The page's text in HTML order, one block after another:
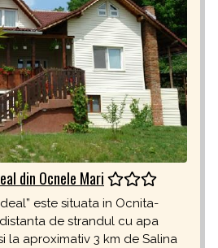
din Ocnele Mari
este situata in Ocnita-
de strandul cu apa
la aproximativ 3 km de Salina